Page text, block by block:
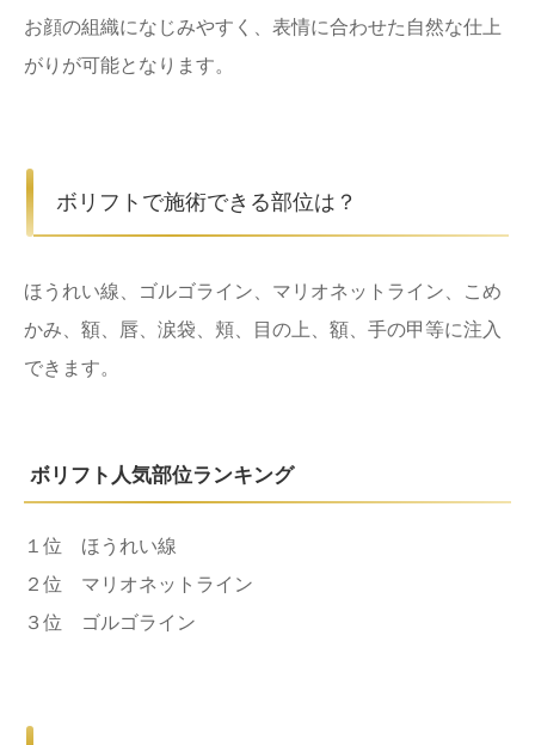
お顔の組織になじみやすく、表情に合わせた自然な仕上
がりが可能となります。
ボリフトで施術できる部位は？
ほうれい線、ゴルゴライン、マリオネットライン、こめ
かみ、額、唇、涙袋、頬、目の上、額、手の甲等に注入
できます。
ボリフト人気部位ランキング
１位 ほうれい線
２位 マリオネットライン
３位 ゴルゴライン